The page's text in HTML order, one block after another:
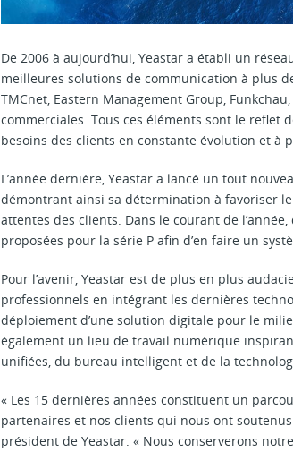
De 2006 à aujourd’hui, Yeastar a établi un
meilleures solutions de communication à plus
TMCnet, Eastern Management Group,
commerciales. Tous ces éléments sont le reflet
besoins des clients en constante évolution et à
L’année dernière, Yeastar a lancé un tout
démontrant ainsi sa détermination à favoriser
attentes des clients. Dans le courant de
proposées pour la série P afin d’en faire un
Pour l’avenir, Yeastar est de plus en plus
professionnels en intégrant les dernières
déploiement d’une solution digitale pour le
également un lieu de travail numérique
unifiées, du bureau intelligent et de la
« Les 15 dernières années constituent un
partenaires et nos clients qui nous ont
président de Yeastar. « Nous conserverons